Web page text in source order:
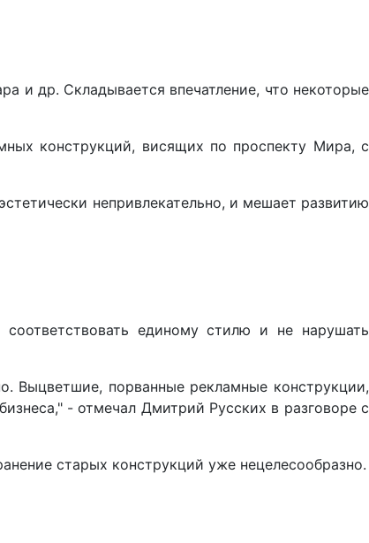
и др. Складывается впечатление, что некоторые
конструкций, висящих по проспекту Мира, с
непривлекательно, и мешает развитию
соответствовать единому стилю и не нарушать
Выцветшие, порванные рекламные конструкции,
- отмечал Дмитрий Русских в разговоре с
старых конструкций уже нецелесообразно.